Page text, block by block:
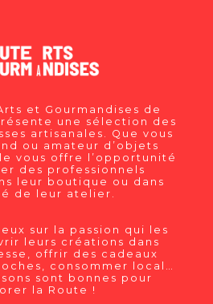
et Gourmandises de
une sélection des
artisanales. Que vous
ou amateur d’objets
vous offre l’opportunité
des professionnels
leur boutique ou dans
de leur atelier.
sur la passion qui les
leurs créations dans
offrir des cadeaux
consommer local…
sont bonnes pour
la Route !